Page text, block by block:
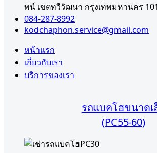
พน์ เขตทวีวัฒนา กรุงเทพมหานคร
084-287-8992
kodchaphon.service@gmail.com
หน้าแรก
เกี่ยวกับเรา
บริการของเรา
รถแบคโฮขนาดเ
(PC55-60)